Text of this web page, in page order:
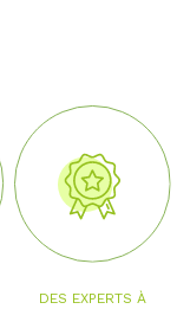
DES EXPERTS À